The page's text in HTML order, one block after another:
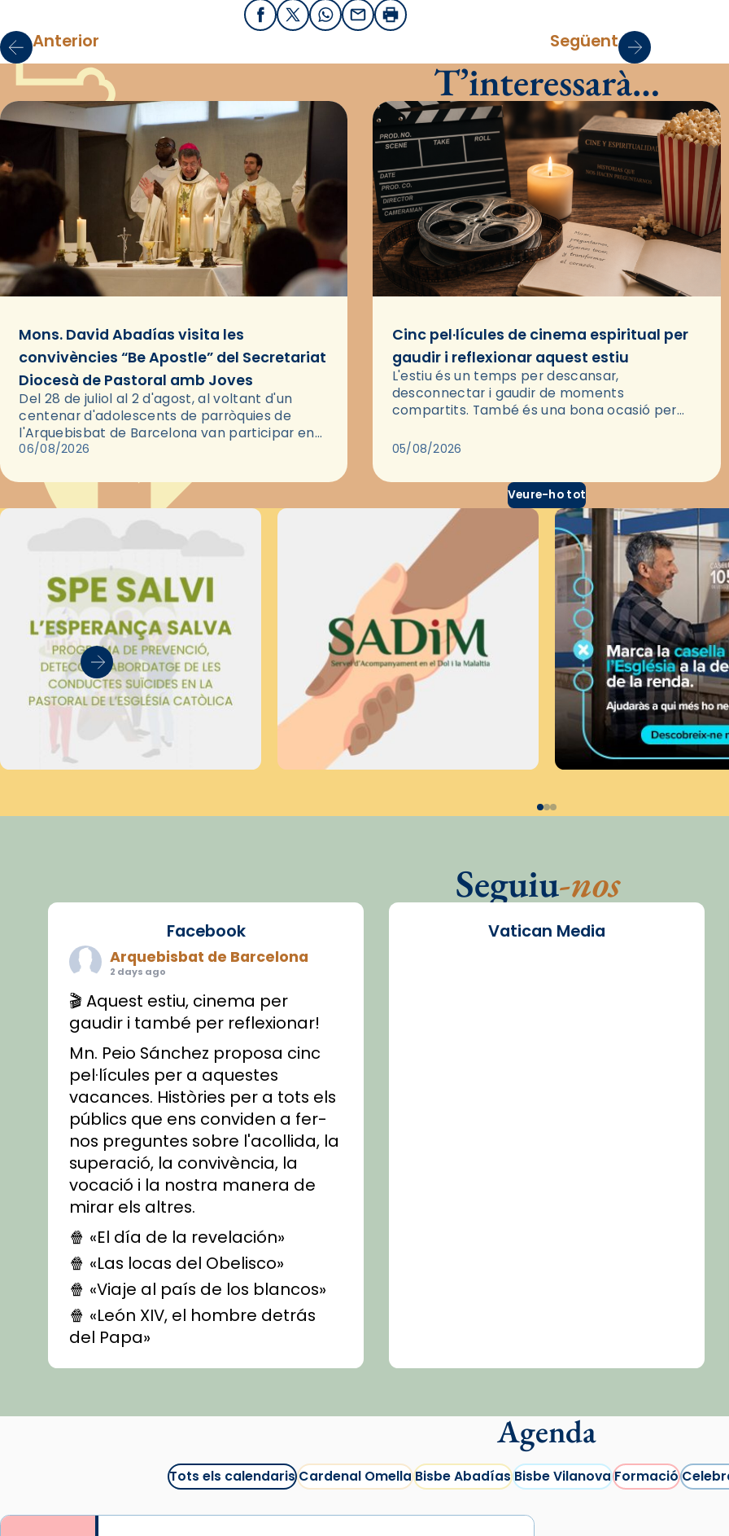
FacebookX / Twitter
WhatsApp
EmailImprimir
Anterior Següent
T’interessarà…
Mons. David Abadías visita les
convivències “Be Apostle” del Secretariat
Diocesà de Pastoral amb Joves
Del 28 de juliol al 2 d'agost, al voltant d'un
centenar d'adolescents de parròquies de
l'Arquebisbat de Barcelona van participar en
les convivències Be Apostle, organitzades pel
06/08/2026
Cinc pel·lícules de cinema espiritual per
gaudir i reflexionar aquest estiu
L'estiu és un temps per descansar,
desconnectar i gaudir de moments
compartits. També és una bona ocasió per
través del cinema, reflexionar sobre les…
05/08/2026
Veure-ho tot
Seguiu-nos
Facebook
Arquebisbat de Barcelona
2 days ago
🎬 Aquest estiu, cinema per
gaudir i també per reflexionar!
Mn. Peio Sánchez proposa cinc
pel·lícules per a aquestes
vacances. Històries per a tots els
públics que ens conviden a fer-
nos preguntes sobre l'acollida, la
superació, la convivència, la
vocació i la nostra manera de
mirar els altres.
🍿 «El día de la revelación»
🍿 «Las locas del Obelisco»
🍿 «Viaje al país de los blancos»
🍿 «León XIV, el hombre detrás
del Papa»
🍿 «Las ovejas detectives»
recomanacions i prepara una
#CinemaEspiritualitual
@cinemaspiritcat
Imatge: Generada amb IA
Vatican Media
Agenda
Tots els calendarisCardenal OmellaBisbe AbadíasBisbe VilanovaFormació